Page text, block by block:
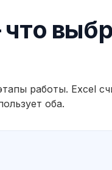
работы. Excel
оба.